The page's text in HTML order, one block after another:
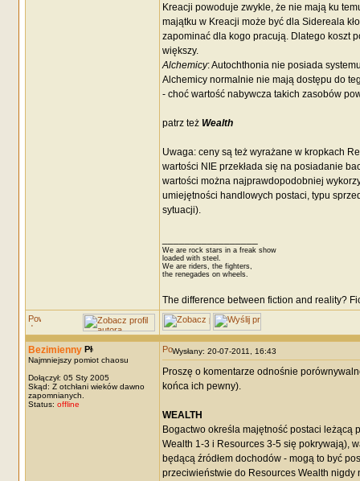
Kreacji powoduje zwykle, że nie mają ku
majątku w Kreacji może być dla Sidereala
zapominać dla kogo pracują. Dlatego koszt
większy.
Alchemicy: Autochthonia nie posiada
Alchemicy normalnie nie mają dostępu do
- choć wartość nabywcza takich zasobów
patrz też Wealth
Uwaga: ceny są też wyrażane w kropkach
wartości NIE przekłada się na posiadanie
wartości można najprawdopodobniej
umiejętności handlowych postaci, typu
sytuacji).
We are rock stars in a freak show
loaded with steel.
We are riders, the fighters,
the renegades on wheels.
The difference between fiction and reality?
Bezimienny
Najmniejszy pomiot chaosu
Dołączył: 05 Sty 2005
Skąd: Z otchłani wieków dawno
zapomnianych.
Status: offline
Wysłany: 20-07-2011, 16:43
Proszę o komentarze odnośnie
końca ich pewny).
WEALTH
Bogactwo określa majętność postaci leżącą
Wealth 1-3 i Resources 3-5 się pokrywają),
będącą źródłem dochodów - mogą to być
przeciwieństwie do Resources Wealth